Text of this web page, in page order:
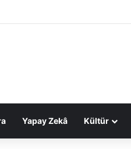
TL’ye ulaştı
Yapay Zekâ Kültür